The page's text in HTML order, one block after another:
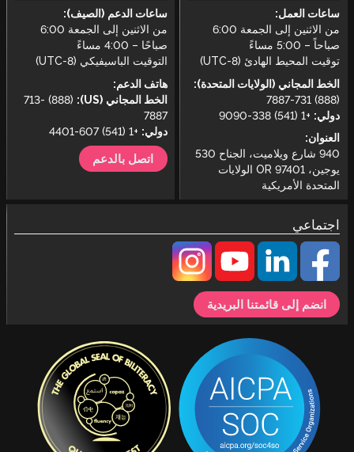
ساعات العمل:
من الاثنين إلى الجمعة 6:00
صباحاً – 5:00 مساءً
توقيت المحيط الهادئ (UTC-8)
الخط المجاني (الولايات المتحدة):
(888) 731-7887
دولي: +1 (541) 338-9090
العنوان:
940 شارع ويلاميت، الجناح 530
يوجين، OR 97401 الولايات
المتحدة الأمريكية
ساعات الدعم (الصيف):
من الاثنين إلى الجمعة 6:00
صباحًا – 4:00 مساءً
التوقيت الباسيفيكي (UTC-8)
هاتف الدعم:
الخط المجاني (US):
(888) 713-
7887
دولي: +1 (541) 607-4401
اتصل بالدعم
اجتماعي
انضم إلى قائمتنا البريدية